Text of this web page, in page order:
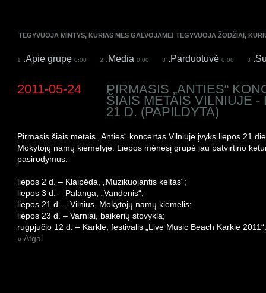
TEGYVUOJA MINTYS, KURIAS MES GALVOJAME! TEGYVUOJA ŽODŽIAI,
1 .Apie grupę 0:00 2 .Media 0:00 3 .Parduotuvė 0:00 3
2011-05-24 PIRMASIS „ANTIES“
ŠIAIS METAIS VILNIUJE -
21 D. (PAPILDYTA)
Pirmasis šiais metais „Anties“ koncertas Vilniuje įvyks liepos 21
Mokytojų namų kiemelyje. Liepos mėnesį grupė jau patvirtino
pasirodymus:
liepos 2 d. – Klaipėda, „Muzikuojantis keltas“;
liepos 3 d. – Palanga, „Vandenis“;
liepos 21 d. – Vilnius, Mokytojų namų kiemelis;
liepos 23 d. – Varniai, baikerių stovykla;
rugpjūčio 12 d. – Karklė, festivalis „Live Music Beach Karklė 2011“.
« Atgal